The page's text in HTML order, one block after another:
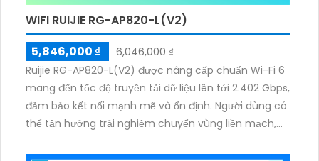
WIFI RUIJIE RG-AP820-L(V2)
5,846,000 ₫
6,046,000 ₫
Ruijie RG-AP820-L(V2) được nâng cấp chuẩn Wi-Fi 6
mang đến tốc độ truyền tải dữ liệu lên tới 2.402 Gbps,
đảm bảo kết nối mạnh mẽ và ổn định. Người dùng có
thể tận hưởng trải nghiệm chuyển vùng liền mạch,